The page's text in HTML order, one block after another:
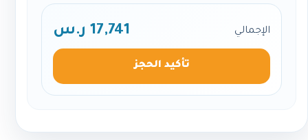
الإجمالي 17,741 ر.س
تأكيد الحجز